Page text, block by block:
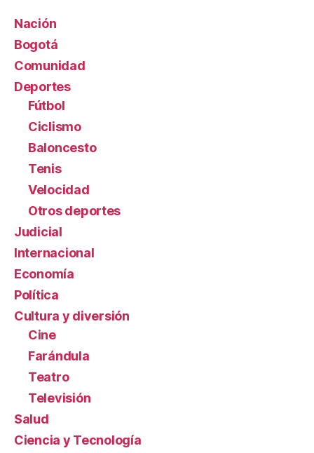
Nación
Bogotá
Comunidad
Deportes
Fútbol
Ciclismo
Baloncesto
Tenis
Velocidad
Otros deportes
Judicial
Internacional
Economía
Política
Cultura y diversión
Cine
Farándula
Teatro
Televisión
Salud
Ciencia y Tecnología